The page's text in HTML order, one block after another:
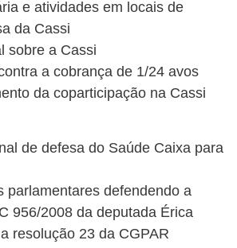
e atividades em locais de
da Cassi
sobre a Cassi
a cobrança de 1/24 avos
da coparticipação na Cassi
de defesa do Saúde Caixa para
parlamentares defendendo a
956/2008 da deputada Érica
resolução 23 da CGPAR